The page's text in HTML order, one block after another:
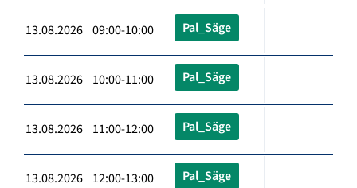
13.08.2026 09:00-10:00 Pal_Säge
13.08.2026 10:00-11:00 Pal_Säge
13.08.2026 11:00-12:00 Pal_Säge
13.08.2026 12:00-13:00 Pal_Säge